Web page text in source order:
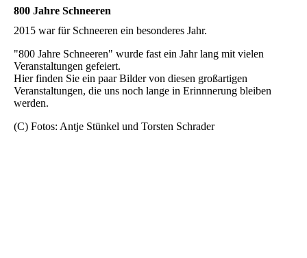
800 Jahre Schneeren
2015 war für Schneeren ein besonderes Jahr.
"800 Jahre Schneeren" wurde fast ein Jahr lang mit vielen
Veranstaltungen gefeiert.
Hier finden Sie ein paar Bilder von diesen großartigen
Veranstaltungen, die uns noch lange in Erinnnerung bleiben
werden.
(C) Fotos: Antje Stünkel und Torsten Schrader